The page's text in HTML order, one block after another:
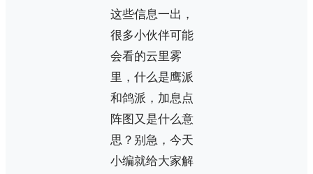
这些信息一出，
很多小伙伴可能
会看的云里雾
里，什么是鹰派
和鸽派，加息点
阵图又是什么意
思？别急，今天
小编就给大家解